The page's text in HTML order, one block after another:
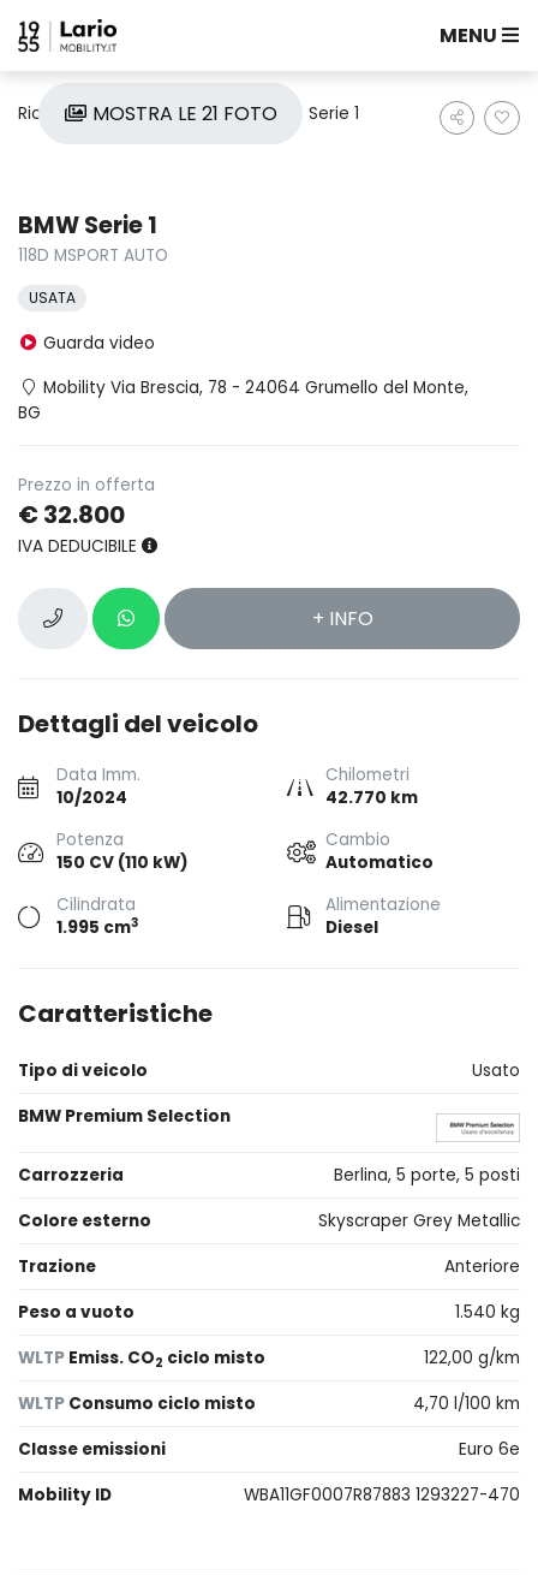
MENU
Ricerca auto Usate Bmw Serie 1
MOSTRA LE 21 FOTO
BMW Serie 1
118D MSPORT AUTO
USATA
Guarda video
Mobility Via Brescia, 78 - 24064 Grumello del Monte,
BG
Prezzo in offerta
€ 32.800
IVA DEDUCIBILE
+ INFO
Dettagli del veicolo
Data Imm.
10/2024
Chilometri
42.770 km
Potenza
150 CV (110 kW)
Cambio
Automatico
Cilindrata
1.995 cm3
Alimentazione
Diesel
Caratteristiche
Tipo di veicolo
Usato
BMW Premium Selection
Carrozzeria
Berlina, 5 porte, 5 posti
Colore esterno
Skyscraper Grey Metallic
Trazione
Anteriore
Peso a vuoto
1.540 kg
WLTP Emiss. CO2 ciclo misto
122,00 g/km
WLTP Consumo ciclo misto
4,70 l/100 km
Classe emissioni
Euro 6e
Mobility ID
WBA11GF0007R87883 1293227-470